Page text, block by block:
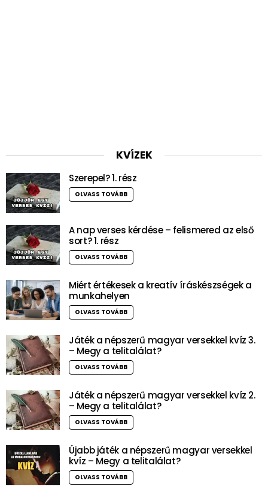
KVÍZEK
Szerepel? 1. rész
OLVASS TOVÁBB
A nap verses kérdése – felismered az első
sort? 1. rész
OLVASS TOVÁBB
Miért értékesek a kreatív íráskészségek a
munkahelyen
OLVASS TOVÁBB
Játék a népszerű magyar versekkel kvíz 3.
– Megy a telitalálat?
OLVASS TOVÁBB
Játék a népszerű magyar versekkel kvíz 2.
– Megy a telitalálat?
OLVASS TOVÁBB
Újabb játék a népszerű magyar versekkel
kvíz – Megy a telitalálat?
OLVASS TOVÁBB